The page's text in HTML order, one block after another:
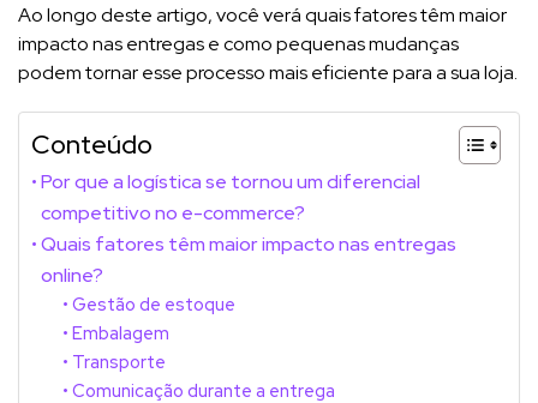
Ao longo deste artigo, você verá quais fatores têm maior
impacto nas entregas e como pequenas mudanças
podem tornar esse processo mais eficiente para a sua loja.
Conteúdo
Por que a logística se tornou um diferencial
competitivo no e-commerce?
Quais fatores têm maior impacto nas entregas
online?
Gestão de estoque
Embalagem
Transporte
Comunicação durante a entrega